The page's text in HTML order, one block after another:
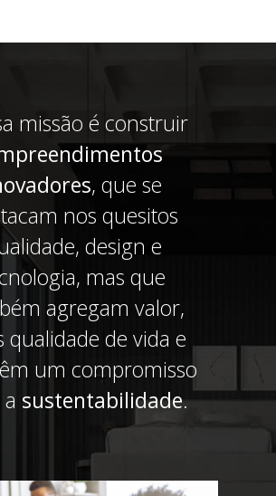
missão é construir
, que se
nos quesitos
design e
mas que
agregam valor,
qualidade de vida e
um compromisso
sustentabilidade.